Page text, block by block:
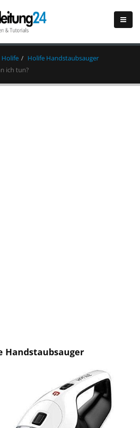
Holife
Holife Handstaubsauger
ich tun?
Handstaubsauger